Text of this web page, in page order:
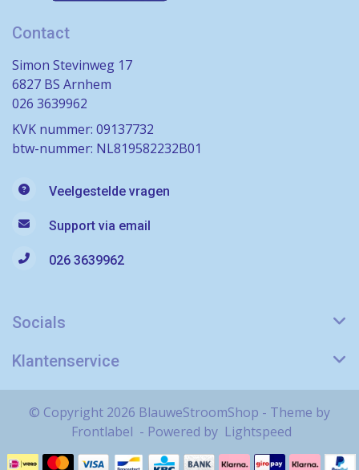
Contact
Simon Stevinweg 17
6827 BS Arnhem
026 3639962
KVK nummer: 09137732
btw-nummer: NL819582232B01
Veelgestelde vragen
Support via email
026 3639962
Socials
Klantenservice
© Copyright 2026 BlauweStroomShop - Theme by
Frontlabel - Powered by Lightspeed